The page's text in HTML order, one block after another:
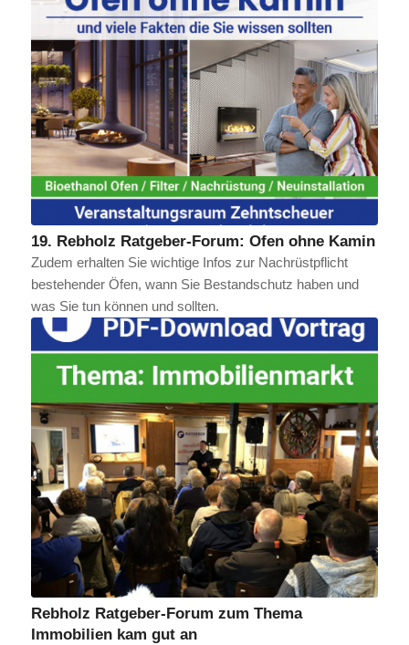
19. Rebholz Ratgeber-Forum: Ofen ohne Kamin
Zudem erhalten Sie wichtige Infos zur Nachrüstpflicht
bestehender Öfen, wann Sie Bestandschutz haben und
was Sie tun können und sollten.
Rebholz Ratgeber-Forum zum Thema
Immobilien kam gut an